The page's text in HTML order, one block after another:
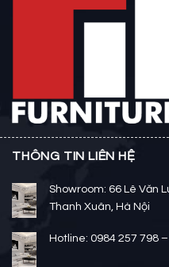
THÔNG TIN LIÊN HỆ
Showroom: 66 Lê Văn
Thanh Xuân, Hà Nội
Hotline: 0984 257 798